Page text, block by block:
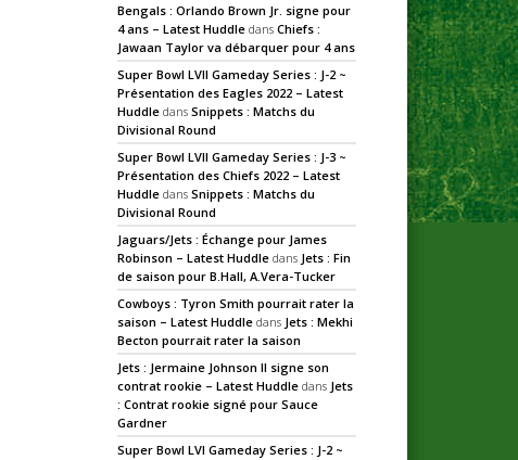
Bengals : Orlando Brown Jr. signe pour
4 ans – Latest Huddle dansChiefs :
Jawaan Taylor va débarquer pour 4 ans
Super Bowl LVII Gameday Series : J-2 ~
Présentation des Eagles 2022 – Latest
Huddle dansSnippets : Matchs du
Divisional Round
Super Bowl LVII Gameday Series : J-3 ~
Présentation des Chiefs 2022 – Latest
Huddle dansSnippets : Matchs du
Divisional Round
Jaguars/Jets : Échange pour James
Robinson – Latest Huddle dans Jets : Fin
de saison pour B.Hall, A.Vera-Tucker
Cowboys : Tyron Smith pourrait rater la
saison – Latest Huddle dans Jets : Mekhi
Becton pourrait rater la saison
Jets : Jermaine Johnson II signe son
contrat rookie – Latest Huddle dans Jets
: Contrat rookie signé pour Sauce
Gardner
Super Bowl LVI Gameday Series : J-2 ~